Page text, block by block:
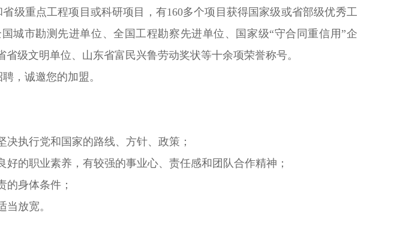
级重点工程项目或科研项目，有160多个项目获得国家级或省部级优秀工
城市勘测先进单位、全国工程勘察先进单位、国家级“守合同重信用”企
级文明单位、山东省富民兴鲁劳动奖状等十余项荣誉称号。
，诚邀您的加盟。
执行党和国家的路线、方针、政策；
的职业素养，有较强的事业心、责任感和团队合作精神；
的身体条件；
放宽。